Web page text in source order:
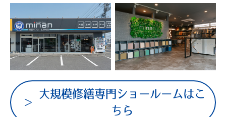
大規模修繕専門ショールームはこ
ちら